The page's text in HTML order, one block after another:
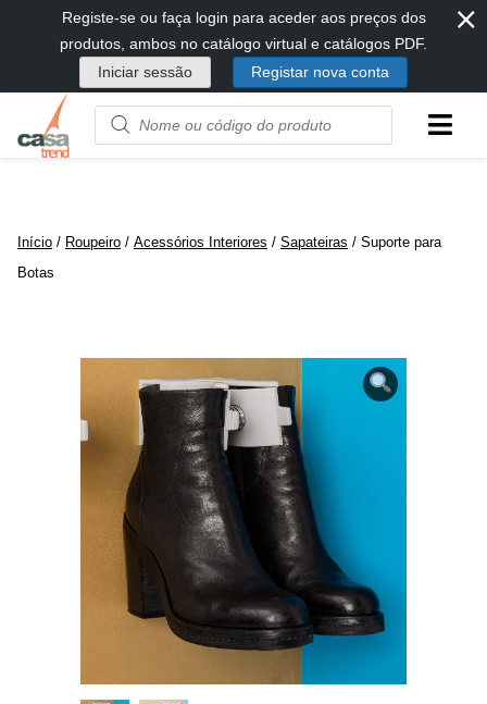
diretamente
conteúdo
Registe-se ou faça login para aceder aos preços dos
produtos, ambos no catálogo virtual e catálogos PDF.
Iniciar sessão
Registar nova conta
⨯
Product
name
Início / Roupeiro / Acessórios Interiores / Sapateiras / Suporte para
Botas